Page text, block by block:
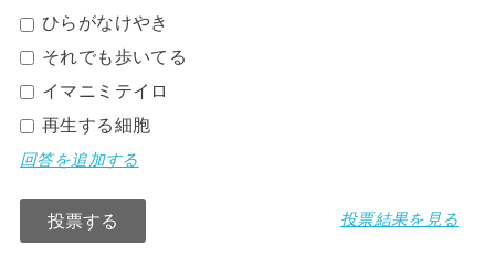
ひらがなけやき
それでも歩いてる
イマニミテイロ
再生する細胞
回答を追加する
投票結果を見る